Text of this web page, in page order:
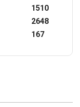
1510
2648
167